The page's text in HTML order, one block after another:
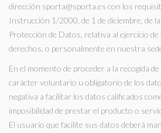
dirección sporta@sporta.es con los
Instrucción 1/2000, de 1 de diciembre, de
Protección de Datos, relativa al ejercicio
derechos, o personalmente en nuestra
En el momento de proceder a la recogida
carácter voluntario u obligatorio de los
negativa a facilitar los datos calificados
imposibilidad de prestar el producto o
El usuario que facilite sus datos deberá